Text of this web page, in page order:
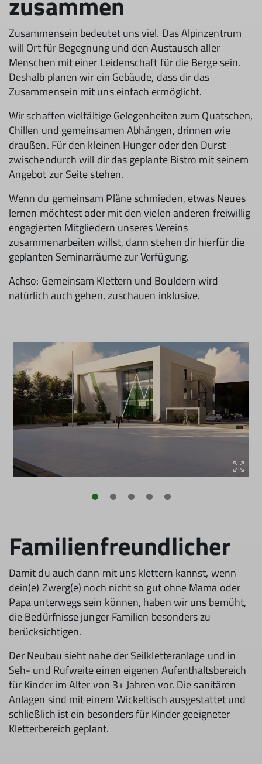
Zusammensein bedeutet uns viel. Das Alpinzentrum
will Ort für Begegnung und den Austausch aller
Menschen mit einer Leidenschaft für die Berge sein.
Deshalb planen wir ein Gebäude, dass dir das
Zusammensein mit uns einfach ermöglicht.
Wir schaffen vielfältige Gelegenheiten zum Quatschen,
Chillen und gemeinsamen Abhängen, drinnen wie
draußen. Für den kleinen Hunger oder den Durst
zwischendurch will dir das geplante Bistro mit seinem
Angebot zur Seite stehen.
Wenn du gemeinsam Pläne schmieden, etwas Neues
lernen möchtest oder mit den vielen anderen freiwillig
engagierten Mitgliedern unseres Vereins
zusammenarbeiten willst, dann stehen dir hierfür die
geplanten Seminarräume zur Verfügung.
Achso: Gemeinsam Klettern und Bouldern wird
natürlich auch gehen, zuschauen inklusive.
Familienfreundlicher
Damit du auch dann mit uns klettern kannst, wenn
dein(e) Zwerg(e) noch nicht so gut ohne Mama oder
Papa unterwegs sein können, haben wir uns bemüht,
die Bedürfnisse junger Familien besonders zu
berücksichtigen.
Der Neubau sieht nahe der Seilkletteranlage und in
Seh- und Rufweite einen eigenen Aufenthaltsbereich
für Kinder im Alter von 3+ Jahren vor. Die sanitären
Anlagen sind mit einem Wickeltisch ausgestattet und
schließlich ist ein besonders für Kinder geeigneter
Kletterbereich geplant.